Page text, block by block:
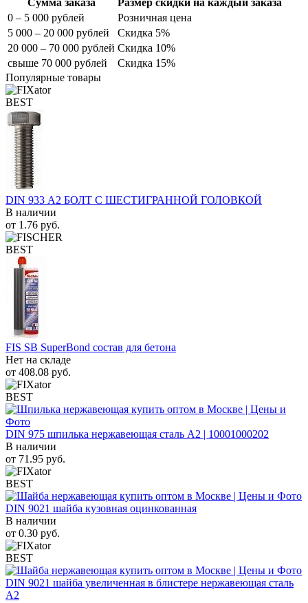
0 – 5 000 рублей
Розничная цена
5 000 – 20 000 рублей
Скидка 5%
20 000 – 70 000 рублей Скидка 10%
свыше 70 000 рублей
Скидка 15%
Популярные товары
BEST
DIN 933 А2 БОЛТ С ШЕСТИГРАННОЙ ГОЛОВКОЙ
В наличии
от 1.76 руб.
BEST
FIS SB SuperBond состав для бетона
Нет на складе
от 408.08 руб.
BEST
DIN 975 шпилька нержавеющая сталь A2 | 10001000202
В наличии
от 71.95 руб.
BEST
DIN 9021 шайба кузовная оцинкованная
В наличии
от 0.30 руб.
BEST
DIN 9021 шайба увеличенная в блистере нержавеющая сталь
A2